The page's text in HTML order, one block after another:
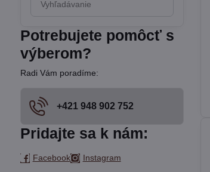
výsledky
fulltextom
Potrebujete pomôcť s
výberom?
Radi Vám poradíme:
+421 948 902 752
Pridajte sa k nám:
Facebook Instagram